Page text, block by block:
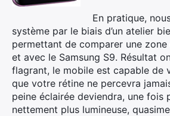
En pratique,
système par le biais d’un atelier
permettant de comparer une zone
et avec le Samsung S9. Résultat
flagrant, le mobile est capable de
que votre rétine ne percevra
peine éclairée deviendra, une fois
nettement plus lumineuse,